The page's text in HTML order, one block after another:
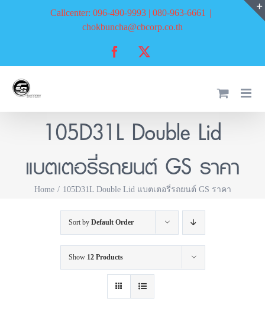
Callcenter: 096-490-9993 | 080-963-6661 |
chokbuncha@cbcorp.co.th
Facebook
105D31L Double Lid
แบตเตอรี่รถยนต์ GS ราคา
Home 105D31L Double Lid แบตเตอรี่รถยนต์ GS ราคา
Sort by Default Order
Show 12 Products